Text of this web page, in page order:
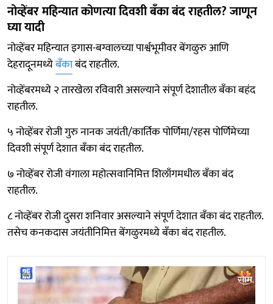
नोव्हेंबर महिन्यात कोणत्या दिवशी बँका बंद राहतील? जाणून
घ्या यादी
नोव्हेंबर महिन्यात इगास-बग्वालच्या पार्श्वभूमीवर बेंगळुरु आणि
देहरादूनमध्येबँकाबंद राहतील.
नोव्हेंबरमध्ये २ तारखेला रविवारी असल्याने संपूर्ण देशातील बँका बहंद
राहतील.
५ नोव्हेंबर रोजी गुरु नानक जयंती/कार्तिक पोर्णिमा/रहस पोर्णिमेच्या
दिवशी संपूर्ण देशात बँका बंद राहतील.
७ नोव्हेंबर रोजी वंगाला महोत्सवानिमित्त शिलाँगमधील बँका बंद
राहतील.
८ नोव्हेंबर रोजी दुसरा शनिवार असल्याने संपूर्ण देशात बँका बंद राहतील.
तसेच कनकदास जयंतीनिमित्त बेंगळुरमध्ये बँका बंद राहतील.